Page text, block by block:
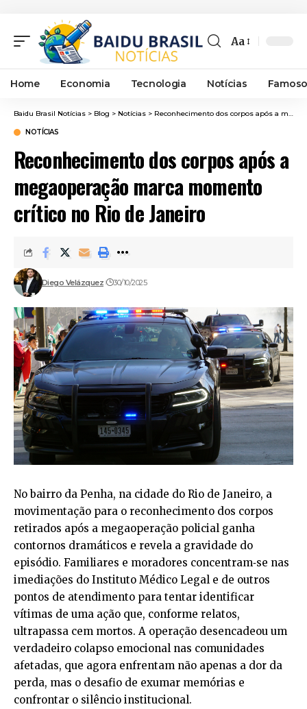
Font
Resizer
Aa
Home Economia Tecnologia Notícias
Baidu Brasil Notícias > Blog > Notícias > Reconhecimento dos corpos após a megaoperação marca momento crítico no Rio de Janeiro
NOTÍCIAS
Reconhecimento dos corpos após a
megaoperação marca momento
crítico no Rio de Janeiro
Diego Velázquez 30/10/2025
No bairro da Penha, na cidade do Rio de Janeiro, a
movimentação para o reconhecimento dos corpos
retirados após a megaoperação policial ganha
contornos dramáticos e revela a gravidade do
episódio. Familiares e moradores concentram‑se nas
imediações do Instituto Médico Legal e de outros
pontos de atendimento para tentar identificar
vítimas de uma ação que, conforme relatos,
ultrapassa cem mortos. A operação desencadeou um
verdadeiro colapso emocional nas comunidades
afetadas, que agora enfrentam não apenas a dor da
perda, mas o desafio de exumar memórias e
confrontar o silêncio institucional.